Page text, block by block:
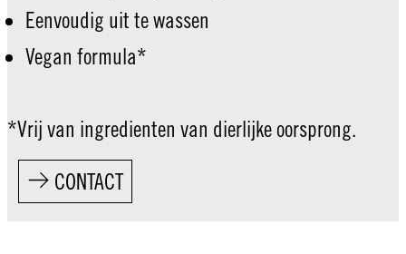
Eenvoudig uit te wassen
Vegan formula*
*Vrij van ingredienten van dierlijke oorsprong.
CONTACT